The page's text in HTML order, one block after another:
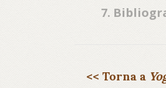
7.
<< Torna a